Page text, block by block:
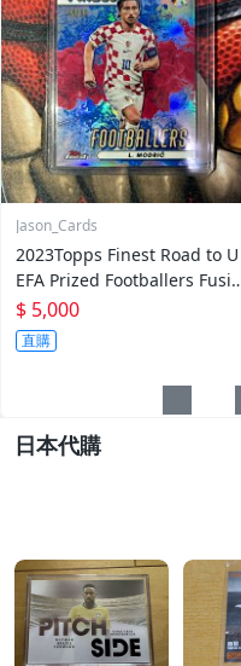
Jason_Cards
2023Topps Finest Road to U
EFA Prized Footballers Fusio
n Blue Red Luka Modric /50
$ 5,000
直購
日本代購